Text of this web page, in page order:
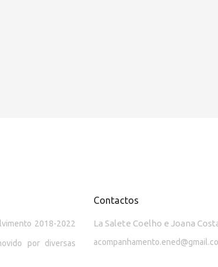
2018-2022
por diversas
Contactos
La Salete Coelho e Joana